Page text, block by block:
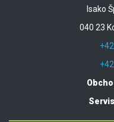
Isako
040 23